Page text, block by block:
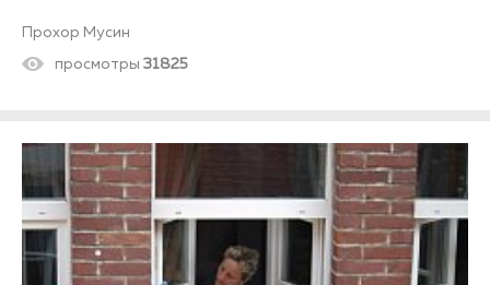
Прохор Мусин
просмотры 31825